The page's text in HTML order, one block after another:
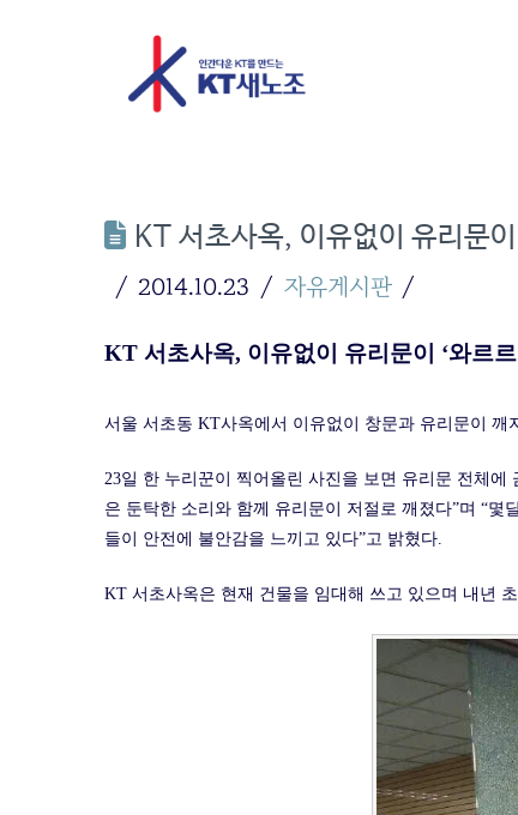
KT 서초사옥, 이유없이 유리문이
2014.10.23 자유게시판
KT 서초사옥, 이유없이 유리문이 ‘와르르
서울 서초동 KT사옥에서 이유없이 창문과 유리문이
23일 한 누리꾼이 찍어올린 사진을 보면 유리문 전체
은 둔탁한 소리와 함께 유리문이 저절로 깨졌다”며 “
들이 안전에 불안감을 느끼고 있다”고 밝혔다.
KT 서초사옥은 현재 건물을 임대해 쓰고 있으며 내년